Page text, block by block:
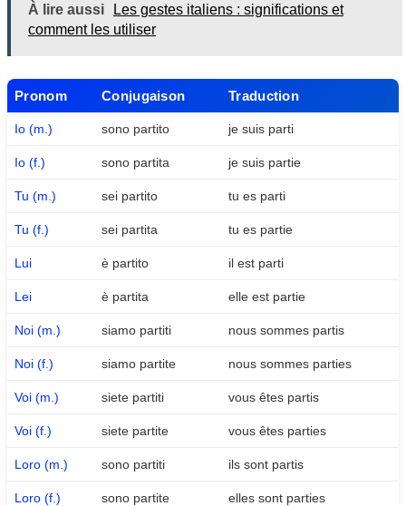
À lire aussi
Les gestes italiens : significations et
comment les utiliser
Pronom Conjugaison Traduction
Io (m.) sono partito je suis parti
Io (f.) sono partita je suis partie
Tu (m.) sei partito tu es parti
Tu (f.) sei partita tu es partie
Lui è partito il est parti
Lei è partita elle est partie
Noi (m.) siamo partiti nous sommes partis
Noi (f.) siamo partite nous sommes parties
Voi (m.) siete partiti vous êtes partis
Voi (f.) siete partite vous êtes parties
Loro (m.) sono partiti ils sont partis
Loro (f.) sono partite elles sont parties